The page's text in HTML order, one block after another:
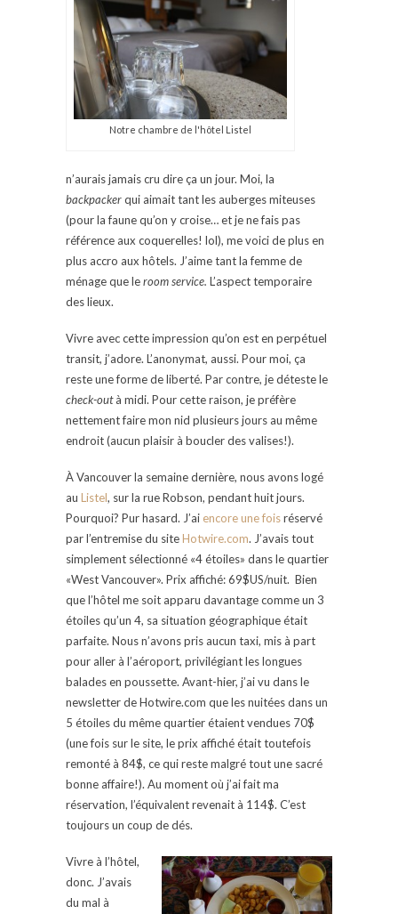
Notre chambre de l'hôtel Listel
n’aurais jamais cru dire ça un jour. Moi, la
backpackerqui aimait tant les auberges miteuses
(pour la faune qu’on y croise… et je ne fais pas
référence aux coquerelles! lol), me voici de plus en
plus accro aux hôtels. J’aime tant la femme de
ménage que leroom service. L’aspect temporaire
des lieux.
Vivre avec cette impression qu’on est en perpétuel
transit, j’adore. L’anonymat, aussi. Pour moi, ça
reste une forme de liberté. Par contre, je déteste le
check-outà midi. Pour cette raison, je préfère
nettement faire mon nid plusieurs jours au même
endroit (aucun plaisir à boucler des valises!).
À Vancouver la semaine dernière, nous avons logé
au Listel, sur la rue Robson, pendant huit jours.
Pourquoi? Pur hasard. J’ai encore une foisréservé
par l’entremise du siteHotwire.com. J’avais tout
simplement sélectionné «4 étoiles» dans le quartier
«West Vancouver». Prix affiché: 69$US/nuit. Bien
que l’hôtel me soit apparu davantage comme un 3
étoiles qu’un 4, sa situation géographique était
parfaite. Nous n’avons pris aucun taxi, mis à part
pour aller à l’aéroport, privilégiant les longues
balades en poussette. Avant-hier, j’ai vu dans le
newsletter de Hotwire.com que les nuitées dans un
5 étoiles du même quartier étaient vendues 70$
(une fois sur le site, le prix affiché était toutefois
remonté à 84$, ce qui reste malgré tout une sacré
bonne affaire!). Au moment où j’ai fait ma
réservation, l’équivalent revenait à 114$. C’est
toujours un coup de dés.
Vivre à l’hôtel,
donc. J’avais
du mal à